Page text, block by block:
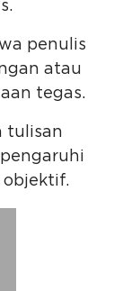
penulis
atau
tegas.
tulisan
objektif.